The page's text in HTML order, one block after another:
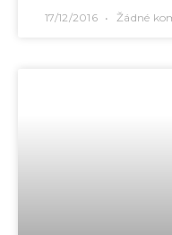
17/12/2016 Žádné